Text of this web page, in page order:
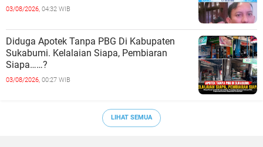
03/08/2026, 04:32 WIB
Diduga Apotek Tanpa PBG Di Kabupaten
Sukabumi. Kelalaian Siapa, Pembiaran
Siapa……?
03/08/2026, 00:27 WIB
LIHAT SEMUA